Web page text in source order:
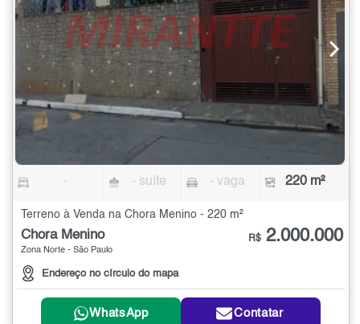
- - suíte - vaga 220 m²
Terreno à Venda na Chora Menino - 220 m²
Chora Menino
Zona Norte - São Paulo
Endereço no círculo do mapa
R$ 2.000.000
WhatsApp Contatar